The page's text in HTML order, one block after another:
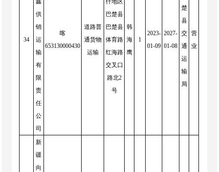
34
鑫
供
销
运
输
有
限
责
任
公
司
喀
653130000430
道路普
通货物
运输
什地区
巴楚县
巴楚县
体育路
红海路
交叉口
路北2
号
韩
海
鹰
1
2023-
01-09
2027-
01-08
楚
县
交
通
运
输
局
营
业
新
疆
向